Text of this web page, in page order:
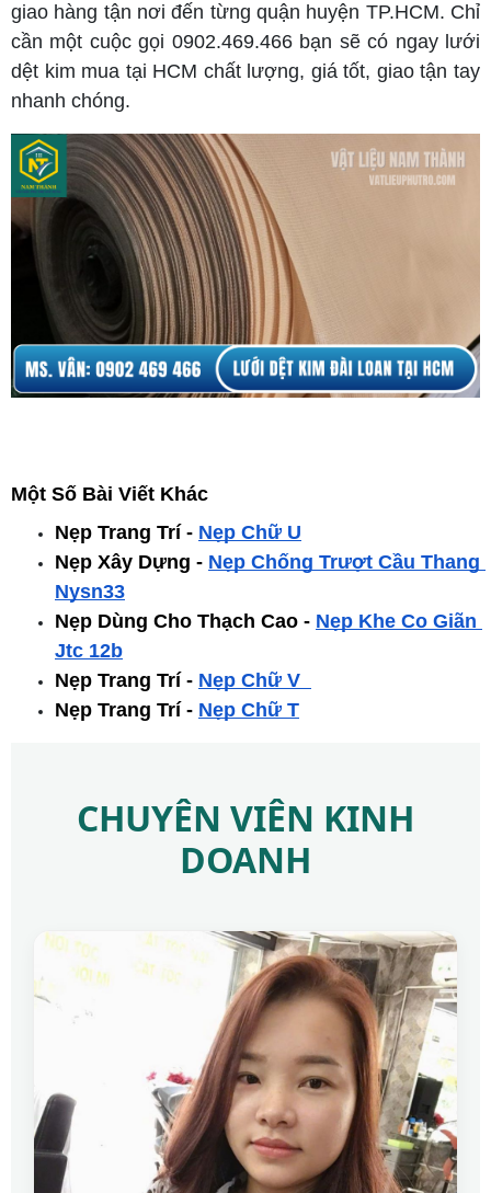
giao hàng tận nơi đến từng quận huyện TP.HCM. Chỉ
cần một cuộc gọi 0902.469.466 bạn sẽ có ngay lưới
dệt kim mua tại HCM chất lượng, giá tốt, giao tận tay
nhanh chóng.
Một Số Bài Viết Khác
Nẹp Trang Trí - Nẹp Chữ U
Nẹp Xây Dựng - Nẹp Chống Trượt Cầu Thang
Nysn33
Nẹp Dùng Cho Thạch Cao - Nẹp Khe Co Giãn
Jtc 12b
Nẹp Trang Trí - Nẹp Chữ V
Nẹp Trang Trí - Nẹp Chữ T
CHUYÊN VIÊN KINH
DOANH